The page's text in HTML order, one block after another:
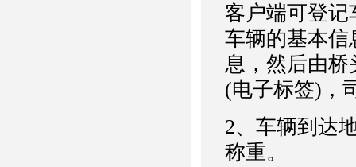
客户端可登
车辆的基本信
息，然后由
(电子标签)，
2、车辆到达
称重。